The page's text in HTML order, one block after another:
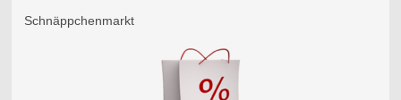
Schnäppchenmarkt